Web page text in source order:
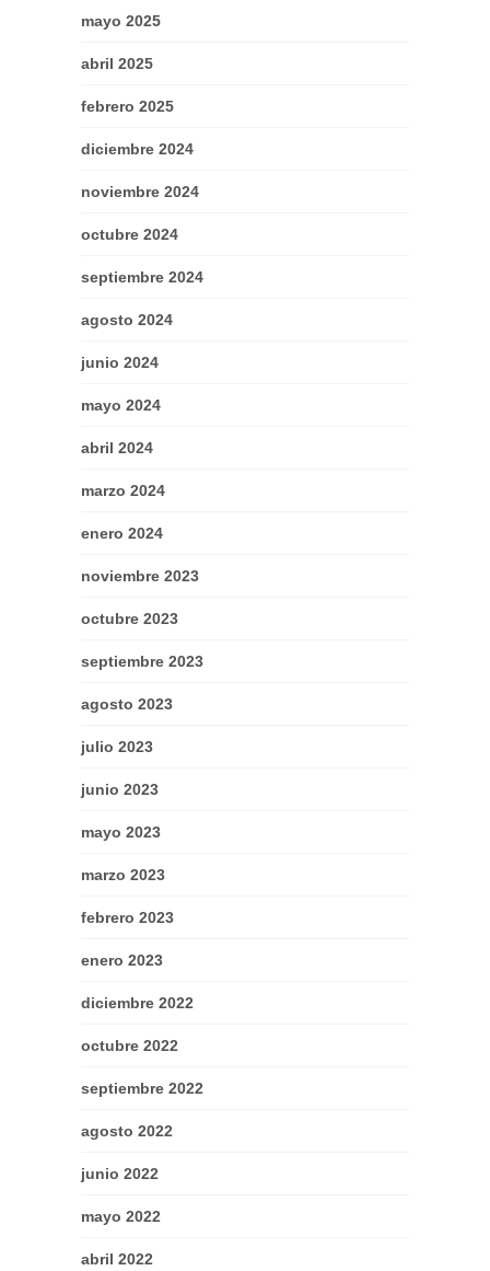
mayo 2025
abril 2025
febrero 2025
diciembre 2024
noviembre 2024
octubre 2024
septiembre 2024
agosto 2024
junio 2024
mayo 2024
abril 2024
marzo 2024
enero 2024
noviembre 2023
octubre 2023
septiembre 2023
agosto 2023
julio 2023
junio 2023
mayo 2023
marzo 2023
febrero 2023
enero 2023
diciembre 2022
octubre 2022
septiembre 2022
agosto 2022
junio 2022
mayo 2022
abril 2022